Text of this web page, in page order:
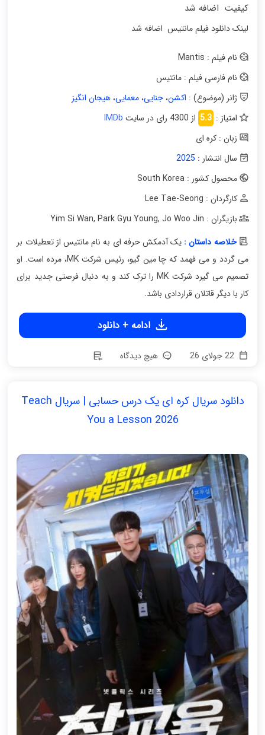
کیفیت اضافه شد
لینک دانلود فیلم مانتیس اضافه شد
نام فیلم : Mantis
نام فارسی فیلم : مانتیس
ژانر (موضوع) : اکشن،جنایی،معمایی،هیجان انگیز
امتیاز : 5.3 از 4300 رای در سایت
IMDb
زبان : کره ای
سال انتشار : 2025
محصول کشور : South Korea
کارگردان : Lee Tae-Seong
بازیگران : Yim Si Wan
, Park Gyu Young, Jo Woo Jin
خلاصه داستان : یک آدمکش حرفه ای به نام مانتیس از تعطیلات بر
می گردد و می فهمد که چا مین گیو، رئیس شرکت MK، مرده است. او
تصمیم می گیرد شرکت MK را ترک کند و به دنبال فرصتی جدید برای
کار با دیگر قاتلان قراردادی باشد.
ادامه + دانلود
22 جولای 26 هیچ دیدگاه
دانلود سریال کره ای یک درس حسابی | سریال Teach
You a Lesson 2026